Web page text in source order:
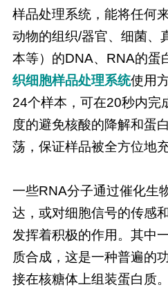
样品处理系统，能将任何
动物的组织/器官、细菌、
本等）的DNA、RNA的蛋
织细胞样品处理系统使用
24个样本，可在20秒内完
度的避免核酸的降解和蛋
荡，保证样品被全方位地
一些RNA分子通过催化生
达，或对细胞信号的传感
发挥着积极的作用。其中
质合成，这是一种普遍的
接在核糖体上组装蛋白质